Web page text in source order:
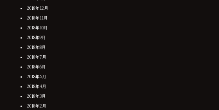
2018年12月
2018年11月
2018年10月
2018年9月
2018年8月
2018年7月
2018年6月
2018年5月
2018年4月
2018年3月
2018年2月